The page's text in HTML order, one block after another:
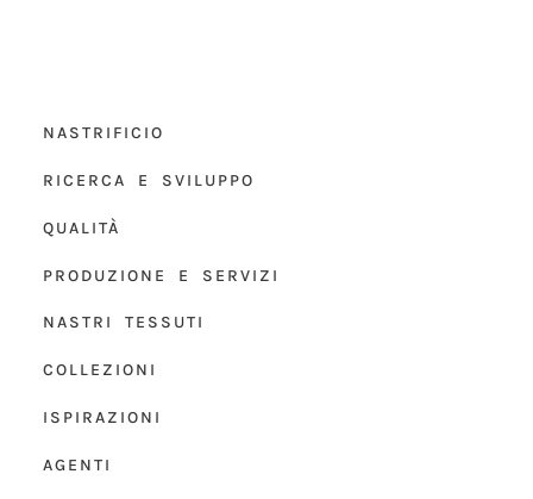
NASTRIFICIO
RICERCA E SVILUPPO
QUALITÀ
PRODUZIONE E SERVIZI
NASTRI TESSUTI
COLLEZIONI
ISPIRAZIONI
AGENTI